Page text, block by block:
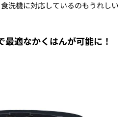
洗機に対応しているのもうれしい
最適なかくはんが可能に！